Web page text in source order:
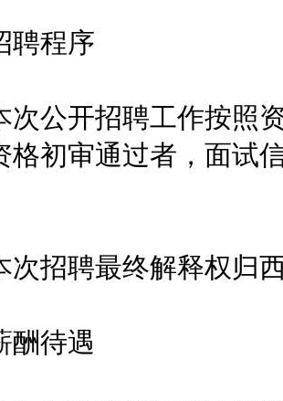
程序
开招聘工作按照资
格初审通过者，面试
聘最终解释权归西
待遇